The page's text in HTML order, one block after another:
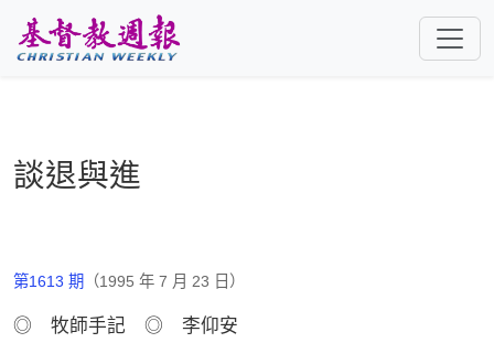
談退與進
第1613 期 （1995 年 7 月 23 日）
◎ 牧師手記 ◎ 李仰安